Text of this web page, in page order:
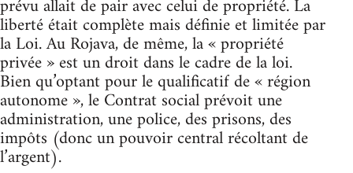
prévu allait de pair avec celui de propriété. La
liberté était complète mais définie et limitée par
la Loi. Au Rojava, de même, la « propriété
privée » est un droit dans le cadre de la loi.
Bien qu’optant pour le qualificatif de « région
autonome », le Contrat social prévoit une
administration, une police, des prisons, des
impôts (donc un pouvoir central récoltant de
l’argent).